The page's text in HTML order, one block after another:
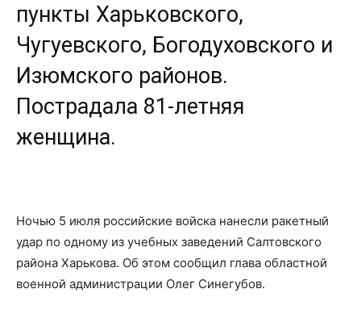
пункты Харьковского,
Чугуевского, Богодуховского и
Изюмского районов.
Пострадала 81-летняя
женщина.
Ночью 5 июля российские войска нанесли ракетный
удар по одному из учебных заведений Салтовского
района Харькова. Об этом сообщил глава областной
военной администрации Олег Синегубов.